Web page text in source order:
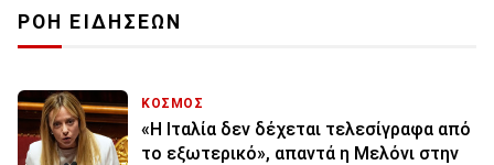
ΡΟΗ ΕΙΔΗΣΕΩΝ
ΚΟΣΜΟΣ
«Η Ιταλία δεν δέχεται τελεσίγραφα από
το εξωτερικό», απαντά η Μελόνι στην